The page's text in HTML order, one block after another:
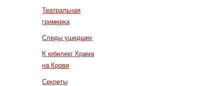
Театральная
гримерка
Следы ушедших
К юбилею Храма
на Крови
Секреты